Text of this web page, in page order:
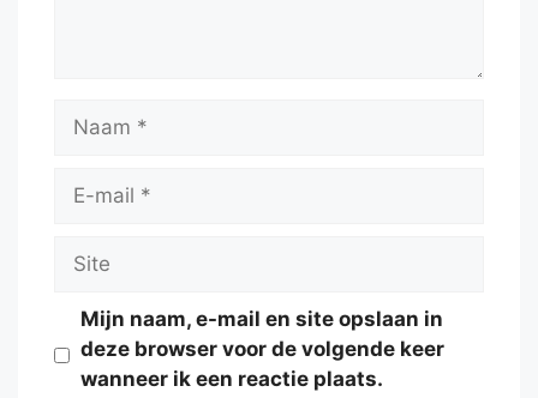
Naam
Site
Mijn naam, e-mail en site opslaan in
deze browser voor de volgende keer
wanneer ik een reactie plaats.